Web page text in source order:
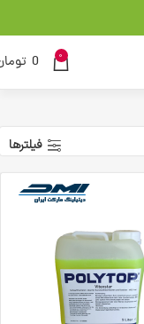
0
0
فیلترها